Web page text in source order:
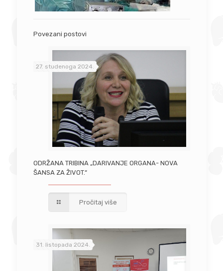
Povezani postovi
27. studenoga 2024.
ODRŽANA TRIBINA „DARIVANJE ORGANA- NOVA
ŠANSA ZA ŽIVOT.“
Pročitaj više
31. listopada 2024.